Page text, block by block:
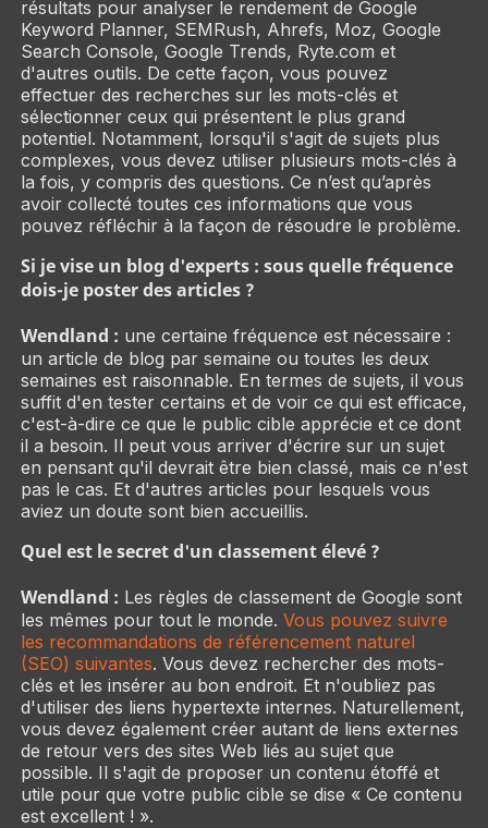
résultats pour analyser le rendement de Google
Keyword Planner, SEMRush, Ahrefs, Moz, Google
Search Console, Google Trends, Ryte.com et
d'autres outils. De cette façon, vous pouvez
effectuer des recherches sur les mots-clés et
sélectionner ceux qui présentent le plus grand
potentiel. Notamment, lorsqu'il s'agit de sujets plus
complexes, vous devez utiliser plusieurs mots-clés à
la fois, y compris des questions. Ce n’est qu’après
avoir collecté toutes ces informations que vous
pouvez réfléchir à la façon de résoudre le problème.
Si je vise un blog d'experts : sous quelle fréquence
dois-je poster des articles ?
Wendland : une certaine fréquence est nécessaire :
un article de blog par semaine ou toutes les deux
semaines est raisonnable. En termes de sujets, il vous
suffit d'en tester certains et de voir ce qui est efficace,
c'est-à-dire ce que le public cible apprécie et ce dont
il a besoin. Il peut vous arriver d'écrire sur un sujet
en pensant qu'il devrait être bien classé, mais ce n'est
pas le cas. Et d'autres articles pour lesquels vous
aviez un doute sont bien accueillis.
Quel est le secret d'un classement élevé ?
Wendland : Les règles de classement de Google sont
les mêmes pour tout le monde. Vous pouvez suivre
les recommandations de référencement naturel
(SEO) suivantes. Vous devez rechercher des mots-
clés et les insérer au bon endroit. Et n'oubliez pas
d'utiliser des liens hypertexte internes. Naturellement,
vous devez également créer autant de liens externes
de retour vers des sites Web liés au sujet que
possible. Il s'agit de proposer un contenu étoffé et
utile pour que votre public cible se dise « Ce contenu
est excellent ! ».